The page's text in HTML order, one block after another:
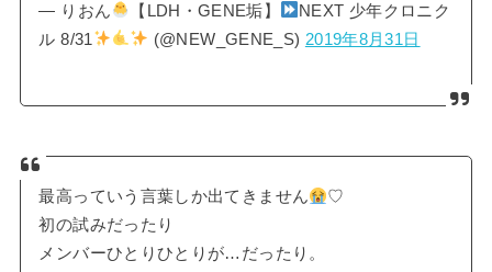
— りおん 【LDH・GENE垢】
NEXT 少年クロニク
ル 8/31
(@NEW_GENE_S) 2019年8月31日
最高っていう言葉しか出てきません
♡
初の試みだったり
メンバーひとりひとりが…だったり。